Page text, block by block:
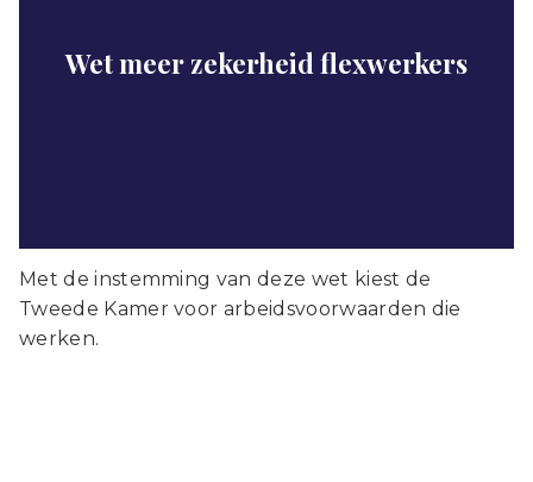
Wet meer zekerheid flexwerkers
Met de instemming van deze wet kiest de
Tweede Kamer voor arbeidsvoorwaarden die
werken.